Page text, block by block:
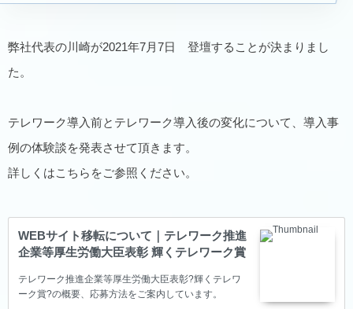
弊社代表の川崎が2021年7月7日 登壇することが決まりまし
た。
テレワーク導入前とテレワーク導入後の変化について、導入事
例の体験談を発表させて頂きます。
詳しくはこちらをご参照ください。
WEBサイト移転について｜テレワーク推進
企業等厚生労働大臣表彰 輝くテレワーク賞
テレワーク推進企業等厚生労働大臣表彰?輝くテレワ
ーク賞?の概要、応募方法をご案内しています。